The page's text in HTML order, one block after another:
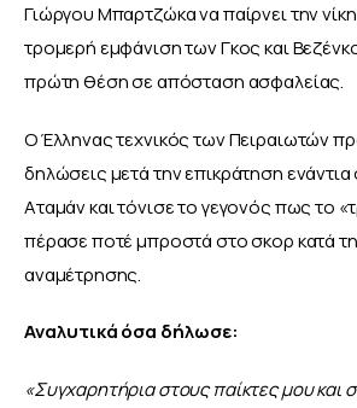
Γιώργου Μπαρτζώκα να παίρνει την
τρομερή εμφάνιση των Γκος και
πρώτη θέση σε απόσταση ασφαλείας.
Ο Έλληνας τεχνικός των Πειραιωτών
δηλώσεις μετά την επικράτηση
Αταμάν και τόνισε το γεγονός πως το
πέρασε ποτέ μπροστά στο σκορ κατά
αναμέτρησης.
Αναλυτικά όσα δήλωσε:
«Συγχαρητήρια στους παίκτες μου και